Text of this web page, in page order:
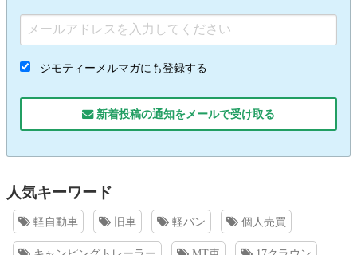
ジモティーメルマガにも登録する
新着投稿の通知をメールで受け取る
人気キーワード
軽自動車 旧車 軽バン 個人売買